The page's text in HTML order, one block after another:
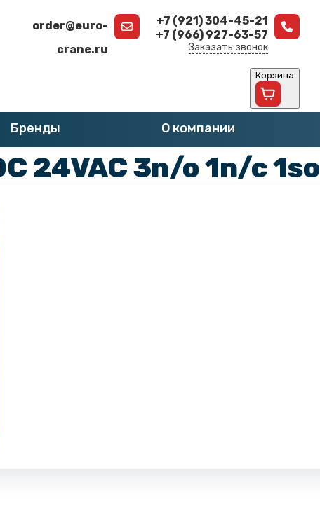
order@euro-
crane.ru
+7 (921) 304-45-21
+7 (966) 927-63-57
Заказать звонок
Корзина
Бренды О компании
»Реле безопасности PILZ PNOZ
24VAC 3n/o 1n/c 1so